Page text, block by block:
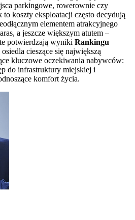
parkingowe, rowerownie czy
koszty eksploatacji często decydują
elementem atrakcyjnego
a jeszcze większym atutem –
potwierdzają wyniki Rankingu
cieszące się największą
kluczowe oczekiwania nabywców:
do infrastruktury miejskiej i
komfort życia.